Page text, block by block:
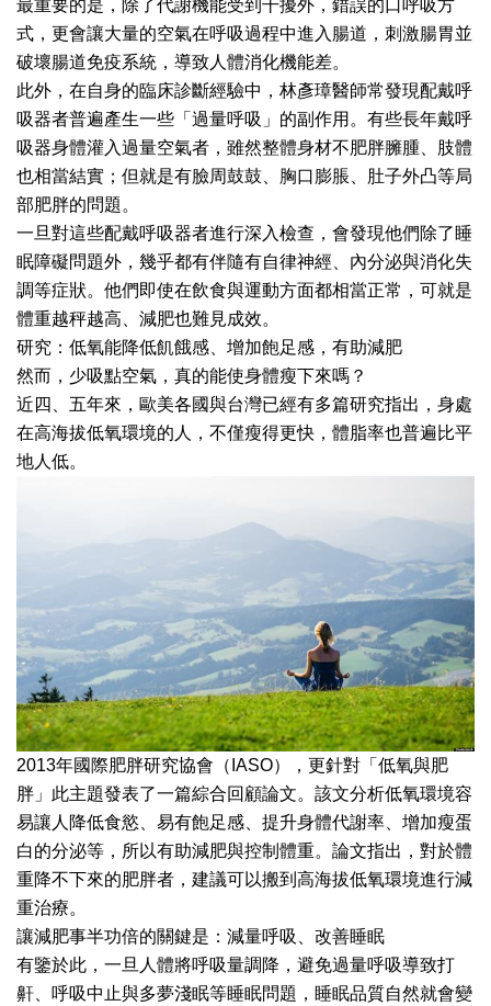
最重要的是，除了代謝機能受到干擾外，錯誤的口呼吸方
式，更會讓大量的空氣在呼吸過程中進入腸道，刺激腸胃並
破壞腸道免疫系統，導致人體消化機能差。
此外，在自身的臨床診斷經驗中，林彥璋醫師常發現配戴呼
吸器者普遍產生一些「過量呼吸」的副作用。有些長年戴呼
吸器身體灌入過量空氣者，雖然整體身材不肥胖臃腫、肢體
也相當結實；但就是有臉周鼓鼓、胸口膨脹、肚子外凸等局
部肥胖的問題。
一旦對這些配戴呼吸器者進行深入檢查，會發現他們除了睡
眠障礙問題外，幾乎都有伴隨有自律神經、內分泌與消化失
調等症狀。他們即使在飲食與運動方面都相當正常，可就是
體重越秤越高、減肥也難見成效。
研究：低氧能降低飢餓感、增加飽足感，有助減肥
然而，少吸點空氣，真的能使身體瘦下來嗎？
近四、五年來，歐美各國與台灣已經有多篇研究指出，身處
在高海拔低氧環境的人，不僅瘦得更快，體脂率也普遍比平
地人低。
2013年國際肥胖研究協會（IASO），更針對「低氧與肥
胖」此主題發表了一篇綜合回顧論文。該文分析低氧環境容
易讓人降低食慾、易有飽足感、提升身體代謝率、增加瘦蛋
白的分泌等，所以有助減肥與控制體重。論文指出，對於體
重降不下來的肥胖者，建議可以搬到高海拔低氧環境進行減
重治療。
讓減肥事半功倍的關鍵是：減量呼吸、改善睡眠
有鑒於此，一旦人體將呼吸量調降，避免過量呼吸導致打
鼾、呼吸中止與多夢淺眠等睡眠問題，睡眠品質自然就會變